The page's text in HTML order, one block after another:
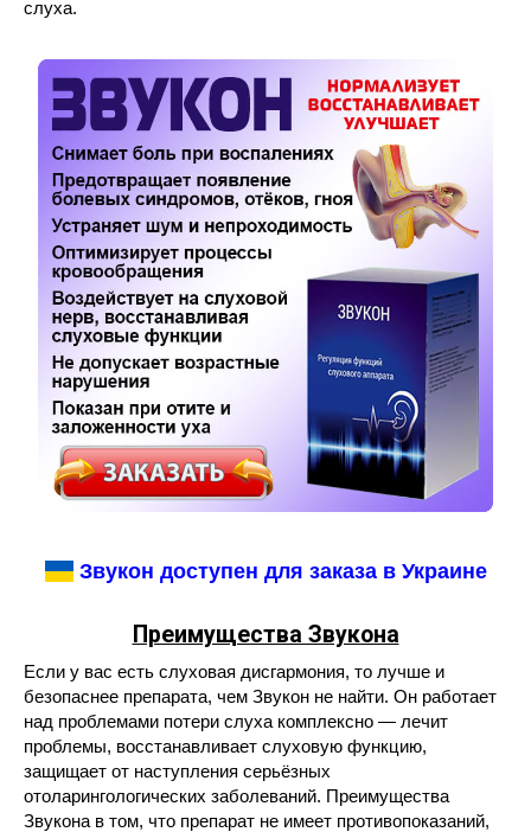
слуха.
Звукон доступен для заказа в Украине
Преимущества Звукона
Если у вас есть слуховая дисгармония, то лучше и
безопаснее препарата, чем Звукон не найти. Он работает
над проблемами потери слуха комплексно — лечит
проблемы, восстанавливает слуховую функцию,
защищает от наступления серьёзных
отоларингологических заболеваний. Преимущества
Звукона в том, что препарат не имеет противопоказаний,